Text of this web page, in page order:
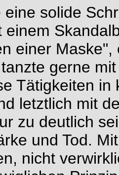
eine solide
einem
einer
gerne
Tätigkeiten
letztlich mit
zu deutlich
und Tod.
nicht